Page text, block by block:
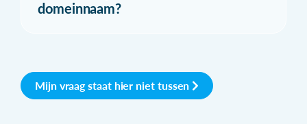
domeinnaam?
Mijn vraag staat hier niet tussen